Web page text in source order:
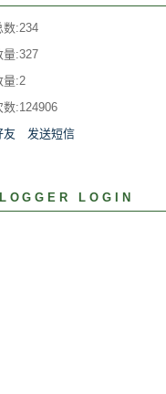
数:234
量:327
量:2
数:124906
友
发送短信
LOGIN